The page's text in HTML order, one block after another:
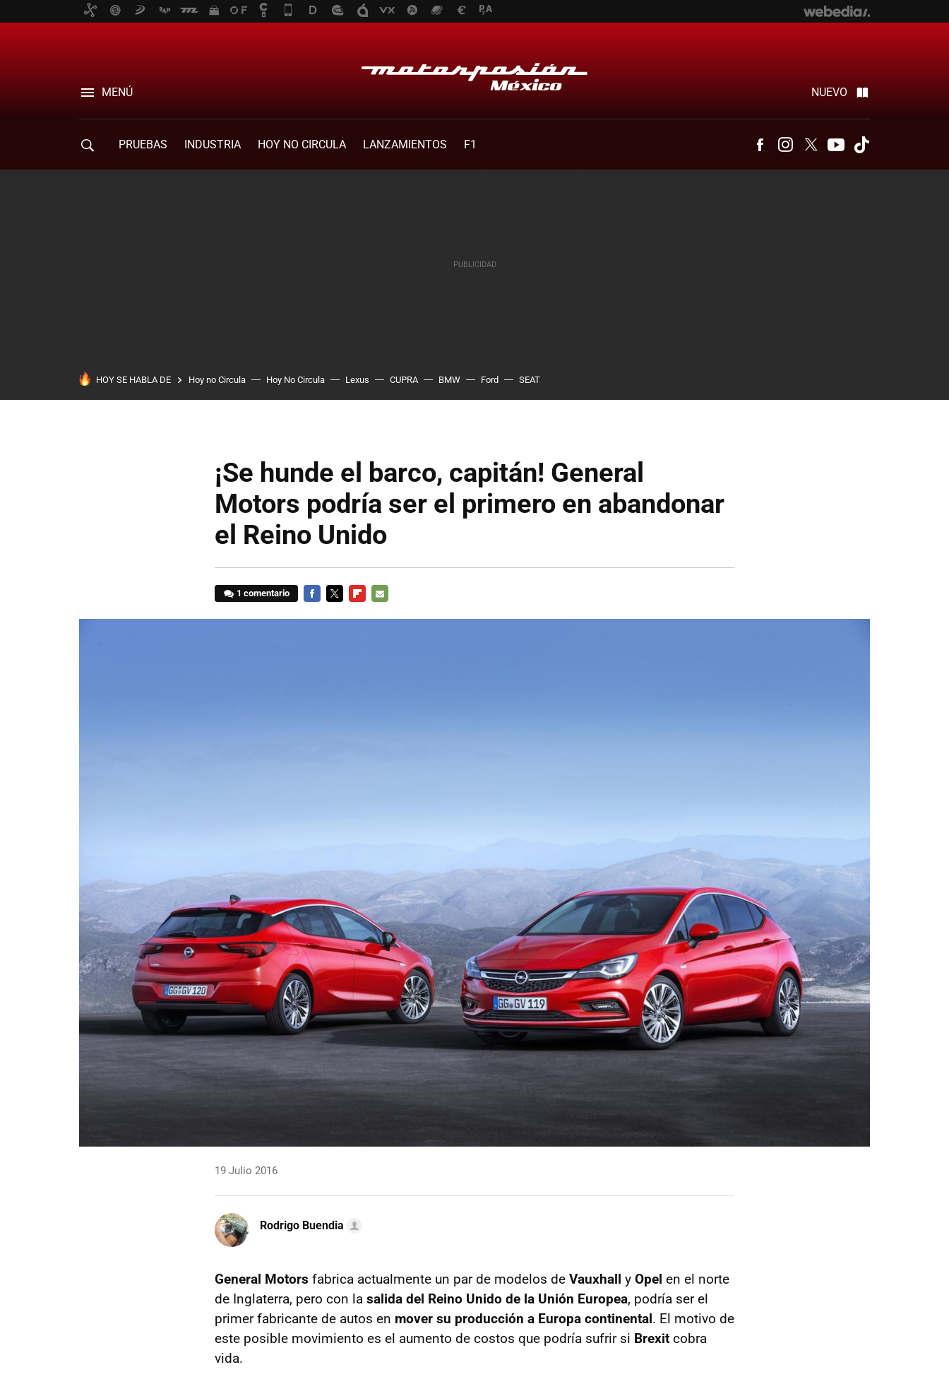
MENÚ NUEVO
PRUEBAS INDUSTRIA HOY NO CIRCULA LANZAMIENTOS F1 FacebookInstagram
Twitter Youtube
HOY SE HABLA DE Hoy no Circula Hoy No Circula Lexus CUPRA BMW Ford SEAT
¡Se hunde el barco, capitán! General
Motors podría ser el primero en abandonar
el Reino Unido
1 comentario
19 Julio 2016
Rodrigo Buendia
General Motors fabrica actualmente un par de modelos de Vauxhall y Opel en el norte
de Inglaterra, pero con la salida del Reino Unido de la Unión Europea, podría ser el
primer fabricante de autos en mover su producción a Europa continental. El motivo de
este posible movimiento es el aumento de costos que podría sufrir si Brexit cobra
vida.